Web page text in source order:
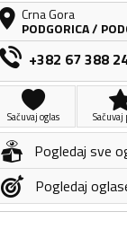
Crna Gora
PODGORICA/
+382 67 388
Sačuvaj oglas
Pogledaj sve
Pogledaj